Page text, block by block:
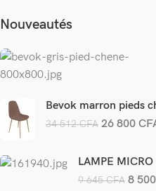
Nouveautés
Bevok marron pieds
34 512CFA 26 800
LAMPE
9 645CFA 8